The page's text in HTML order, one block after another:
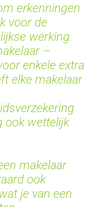
erkenningen
voor de
werking.
–
enkele extra
elke makelaar
ook wettelijk
makelaar
ook
je van een